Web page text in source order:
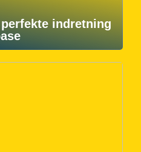
indretning